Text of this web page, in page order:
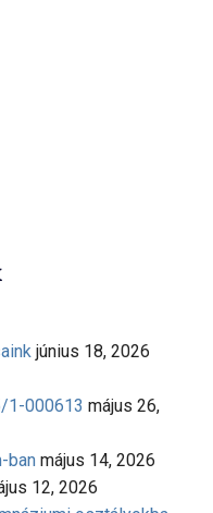
június 18, 2026
1-000613 május 26,
ban május 14, 2026
12, 2026